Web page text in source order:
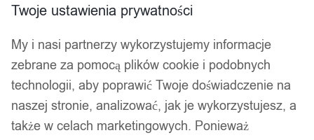
Twoje ustawienia prywatności
My i nasi partnerzy wykorzystujemy informacje
zebrane za pomocą plików cookie i podobnych
technologii, aby poprawić Twoje doświadczenie na
naszej stronie, analizować, jak je wykorzystujesz, a
także w celach marketingowych. Ponieważ